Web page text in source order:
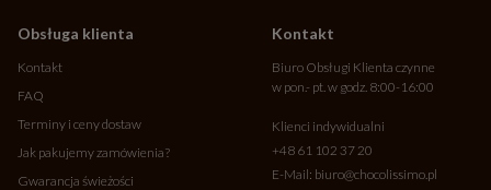
Obsługa klienta
Kontakt
FAQ
Terminy i ceny dostaw
Jak pakujemy zamówienia?
Gwarancja świeżości
Kontakt
Biuro Obsługi Klienta czynne
w pon.- pt. w godz. 8:00-16:00
Klienci indywidualni
+48 61 102 37 20
E-Mail: biuro@chocolissimo.pl